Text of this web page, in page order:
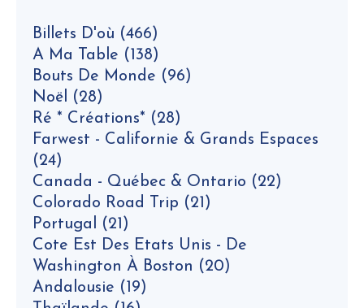
Billets D'où (466)
A Ma Table (138)
Bouts De Monde (96)
Noël
(28)
Ré * Créations* (28)
Farwest - Californie & Grands Espaces
(24)
Canada - Québec & Ontario (22)
Colorado Road Trip (21)
Portugal
(21)
Cote Est Des Etats Unis - De
Washington À Boston (20)
Andalousie (19)